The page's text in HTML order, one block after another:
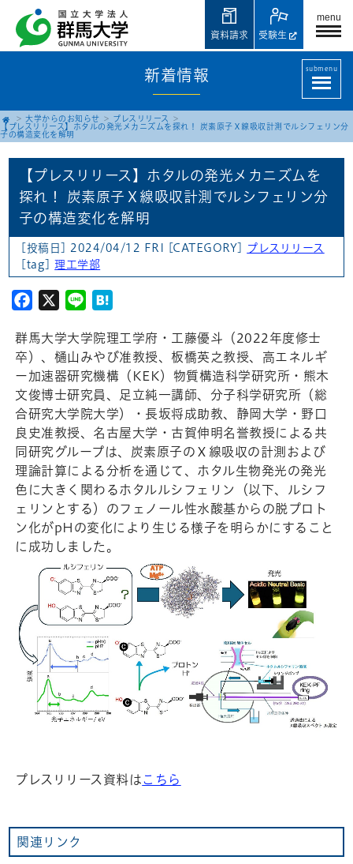
menu
受験生
資料請求
新着情報 submenu
大学からのお知らせ
プレスリリース
【プレスリリース】ホタルの発光メカニズムを探れ！ 炭素原子Ｘ線吸収計測でルシフェリン分
子の構造変化を解明
【プレスリリース】ホタルの発光メカニズムを
探れ！ 炭素原子Ｘ線吸収計測でルシフェリン分
子の構造変化を解明
[投稿日] 2024/04/12 FRI [CATEGORY]
プレスリリース
[tag] 理工学部
Facebook
X Line
群馬大学大学院理工学府・工藤優斗（2022年度修士
卒）、樋山みやび准教授、板橋英之教授、高エネルギ
ー加速器研究機構（KEK）物質構造科学研究所・熊木
文俊博士研究員、足立純一講師、分子科学研究所（総
合研究大学院大学）・長坂将成助教、静岡大学・野口
良史准教授、名古屋大学・古賀伸明名誉教授による共
同研究グループは、炭素原子のＸ線吸収の計測および
理論計算による分析を通じて、ホタル生物発光の発光
色に大きく関わるホタルルシフェリン（以下、ルシフ
ェリンとする）のフェノール性水酸基からの脱プロト
ン化がpHの変化により生じる様子を明らかにすること
に成功しました。
プレスリリース資料はこちら
関連リンク